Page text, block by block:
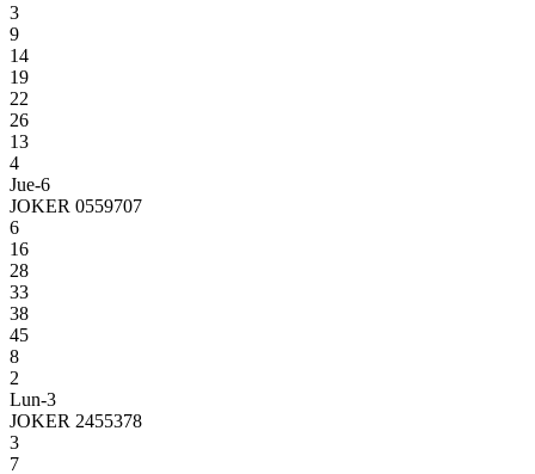
3
9
14
19
22
26
13
4
Jue-6
JOKER 0559707
6
16
28
33
38
45
8
2
Lun-3
JOKER 2455378
3
7